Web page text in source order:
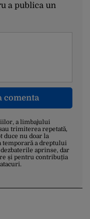
a publica un
comenta
a limbajului
trimiterea repetată,
duce nu doar la
temporară a dreptului
aprinse, dar
și pentru contribuția